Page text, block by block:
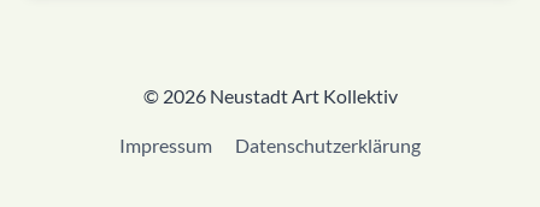
© 2026 Neustadt Art Kollektiv
Impressum Datenschutzerklärung